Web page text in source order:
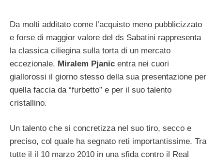
Da molti additato come l’acquisto meno pubblicizzato
e forse di maggior valore del ds Sabatini rappresenta
la classica ciliegina sulla torta di un mercato
eccezionale. Miralem Pjanic entra nei cuori
giallorossi il giorno stesso della sua presentazione per
quella faccia da “furbetto” e per il suo talento
cristallino.
Un talento che si concretizza nel suo tiro, secco e
preciso, col quale ha segnato reti importantissime. Tra
tutte il il 10 marzo 2010 in una sfida contro il Real